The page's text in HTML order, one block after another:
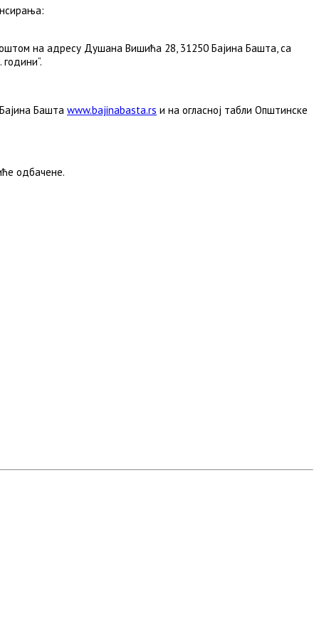
на адресу Душана Вишића 28, 31250 Бајина Башта, са
Башта www.bajinabasta.rs и на огласној табли Општинске
одбачене.